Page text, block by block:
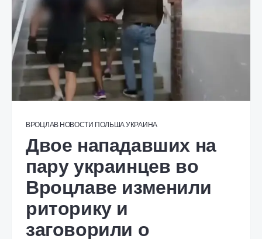
ВРОЦЛАВ НОВОСТИ ПОЛЬШАУКРАИНА
Двое нападавших на
пару украинцев во
Вроцлаве изменили
риторику и
заговорили о